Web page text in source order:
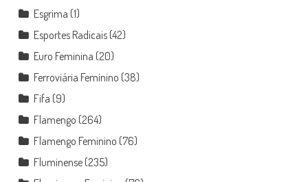
Esgrima (1)
Esportes Radicais(42)
Euro Feminina (20)
Ferroviária Feminino (38)
Fifa (9)
Flamengo (264)
Flamengo Feminino (76)
Fluminense(235)